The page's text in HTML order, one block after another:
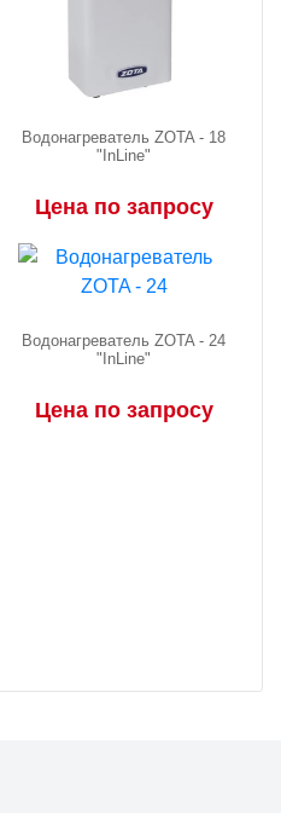
Водонагреватель ZOTA - 18
"InLine"
Цена по запросу
Водонагреватель ZOTA - 24
"InLine"
Цена по запросу